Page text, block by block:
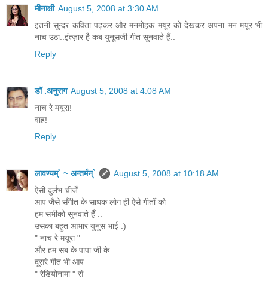
मीनाक्षी August 5, 2008 at 3:30 AM
इतनी सुन्दर कविता पढ़कर और मनमोहक मयूर को देखकर अपना मन मयूर भी
नाच उठा..इंत्ज़ार है कब युनूसजी गीत सुनवाते हैं..
Reply
डॉ .अनुराग August 5, 2008 at 4:08 AM
नाच रे मयूरा!
वाह!
Reply
लावण्यम्` ~ अन्तर्मन्`
August 5, 2008 at 10:18 AM
ऐसी दुर्लभ चीजेँ
आप जैसे सँगीत के साधक लोग ही ऐसे गीतोँ को
हम सभीको सुनवाते हैँ ..
उसका बहुत आभार युनुस भाई :)
" नाच रे मयूरा "
और हम सब के पापा जी के
दूसरे गीत भी आप
" रेडियोनामा " से